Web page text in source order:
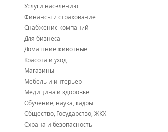
Услуги населению
Финансы и страхование
Снабжение компаний
Для бизнеса
Домашние животные
Красота и уход
Магазины
Мебель и интерьер
Медицина и здоровье
Обучение, наука, кадры
Общество, Государство, ЖКХ
Охрана и безопасность